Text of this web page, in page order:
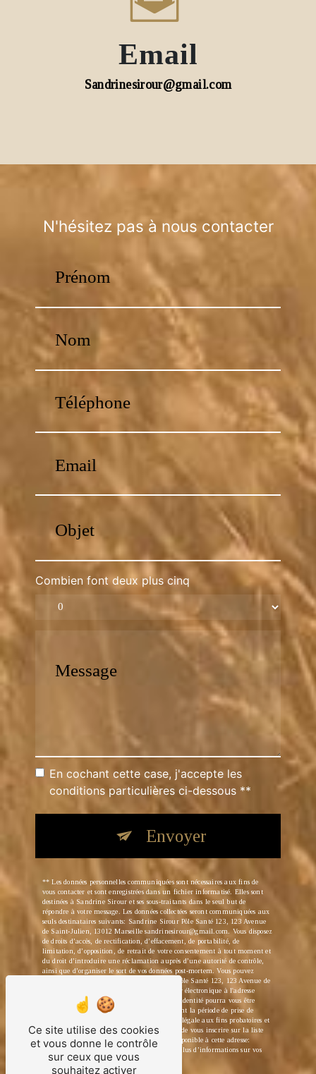
Email
sandrinesirour@gmail.com
N'hésitez pas à nous contacter
Combien font deux plus cinq
En cochant cette case, j'accepte les
conditions particulières ci-dessous **
Envoyer
** Les données personnelles communiquées sont nécessaires aux fins de
vous contacter et sont enregistrées dans un fichier informatisé. Elles sont
destinées à Sandrine Sirour et ses sous-traitants dans le seul but de
répondre à votre message. Les données collectées seront communiquées aux
seuls destinataires suivants: Sandrine Sirour Pôle Santé 123, 123 Avenue
de Saint-Julien, 13012 Marseille sandrinesirour@gmail.com. Vous disposez
de droits d’accès, de rectification, d’effacement, de portabilité, de
limitation, d’opposition, de retrait de votre consentement à tout moment et
du droit d’introduire une réclamation auprès d’une autorité de contrôle,
ainsi que d’organiser le sort de vos données post-mortem. Vous pouvez
exercer ces droits par voie postale à l'adresse Pôle Santé 123, 123 Avenue de
Saint-Julien, 13012 Marseille ou par courrier électronique à l'adresse
sandrinesirour@gmail.com. Un justificatif d'identité pourra vous être
demandé. Nous conservons vos données pendant la période de prise de
contact puis pendant la durée de prescription légale aux fins probatoires et
de gestion des contentieux. Vous avez le droit de vous inscrire sur la liste
d'opposition au démarchage téléphonique, disponible à cette adresse:
Bloctel.gouv.fr . Consultez le site cnil.fr pour plus d’informations sur vos
droits.
Ce site utilise des cookies
et vous donne le contrôle
sur ceux que vous
souhaitez activer